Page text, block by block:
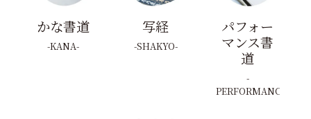
かな書道
KANA
写経
SHAKYO
パフォー
マンス書
道
PERFORMANCE